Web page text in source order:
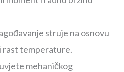
struje na osnovu
rast temperature.
mehaničkog